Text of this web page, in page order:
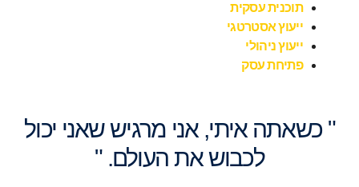
תוכנית עסקית
ייעוץ אסטרטגי
ייעוץ ניהולי
פתיחת עסק
" כשאתה איתי, אני מרגיששאני יכול
לכבוש את העולם."